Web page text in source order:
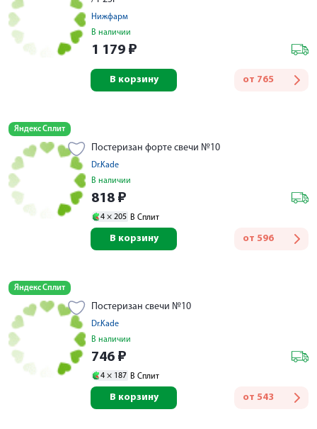
Нижфарм
В наличии
1 179 ₽
от 765
В корзину
Яндекс Сплит
Постеризан форте свечи №10
Dr.Kade
В наличии
818 ₽
4 × 205 В Сплит
от 596
В корзину
Яндекс Сплит
Постеризан свечи №10
Dr.Kade
В наличии
746 ₽
4 × 187 В Сплит
от 543
В корзину